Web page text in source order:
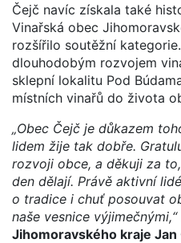
Čejč navíc získala také
Vinařská obec
rozšířilo soutěžní
dlouhodobým rozvojem
sklepní lokalitu Pod
místních vinařů do života
„Obec Čejč je důkazem
lidem žije tak dobře.
rozvoji obce, a děkuji za
den dělají. Právě aktivní
o tradice i chuť posouvat
naše vesnice výjimečnými,“
Jihomoravského kraje Jan